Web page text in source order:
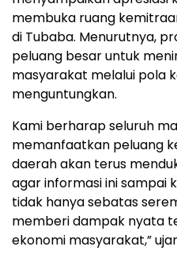
membuka ruang
di Tubaba. Menurutnya,
peluang besar untuk
masyarakat melalui pola
menguntungkan.
Kami berharap seluruh
memanfaatkan peluang
daerah akan terus
agar informasi ini sampai
tidak hanya sebatas
memberi dampak nyata
ekonomi masyarakat,”